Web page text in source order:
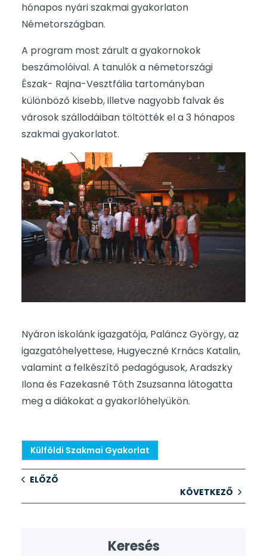
hónapos nyári szakmai gyakorlaton
Németországban.
A program most zárult a gyakornokok
beszámolóival. A tanulók a németországi
Észak- Rajna-Vesztfália tartományban
különböző kisebb, illetve nagyobb falvak és
városok szállodáiban töltötték el a 3 hónapos
szakmai gyakorlatot.
Nyáron iskolánk igazgatója, Paláncz György, az
igazgatóhelyettese, Hugyeczné Krnács Katalin,
valamint a felkészítő pedagógusok, Aradszky
Ilona és Fazekasné Tóth Zsuzsanna látogatta
meg a diákokat a gyakorlóhelyükön.
Külföldi Szakmai Gyakorlat
ELŐZŐ
KÖVETKEZŐ
Keresés